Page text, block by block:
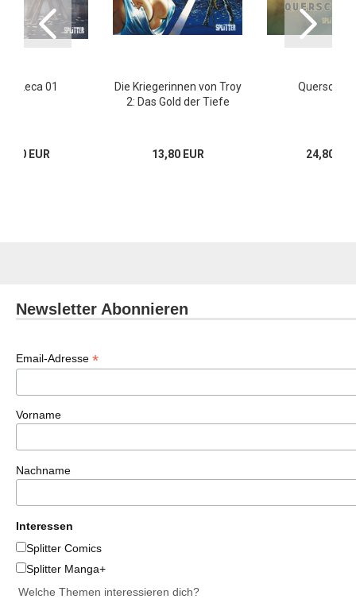
Leca 01
EUR
Die Kriegerinnen von Troy
2: Das Gold der Tiefe
13,80 EUR 24,80
Newsletter Abonnieren
Email-Adresse *
Vorname
Nachname
Interessen
Splitter Comics
Splitter Manga+
Welche Themen interessieren dich?